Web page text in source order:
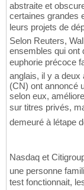
abstraite et
certaines grandes
leurs projets de
Selon Reuters,
ensembles qui ont
euphorie précoce
anglais, il y a
(CN) ont annoncé
selon eux,
sur titres privés,
demeuré à létape
Nasdaq et
une personne
test fonctionnait,